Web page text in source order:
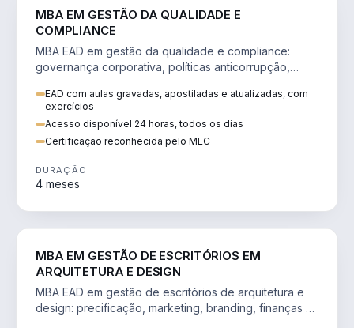
MBA EM GESTÃO DA QUALIDADE E
COMPLIANCE
MBA EAD em gestão da qualidade e compliance:
governança corporativa, políticas anticorrupção,
EAD com aulas gravadas, apostiladas e atualizadas, com
exercícios
Acesso disponível 24 horas, todos os dias
Certificação reconhecida pelo MEC
DURAÇÃO
4 meses
MBA EM GESTÃO DE ESCRITÓRIOS EM
ARQUITETURA E DESIGN
MBA EAD em gestão de escritórios de arquitetura e
design: precificação, marketing, branding, finanças e